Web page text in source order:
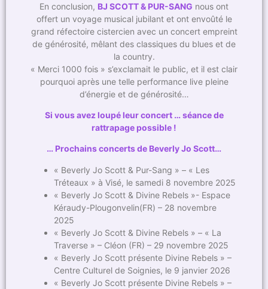
En conclusion, BJ SCOTT & PUR-SANG nous ont
offert un voyage musical jubilant et ont envoûté le
grand réfectoire cistercien avec un concert empreint
de générosité, mêlant des classiques du blues et de
la country.
« Merci 1000 fois » s’exclamait le public, et il est clair
pourquoi après une telle performance live pleine
d’énergie et de générosité…
Si vous avez loupé leur concert … séance de
rattrapage possible !
… Prochains concerts de Beverly Jo Scott…
« Beverly Jo Scott & Pur-Sang » – « Les
Tréteaux » à Visé, le samedi 8 novembre 2025
« Beverly Jo Scott & Divine Rebels »- Espace
Kéraudy-Plougonvelin(FR) – 28 novembre
2025
« Beverly Jo Scott & Divine Rebels » – « La
Traverse » – Cléon (FR) – 29 novembre 2025
« Beverly Jo Scott présente Divine Rebels » –
Centre Culturel de Soignies, le 9 janvier 2026
« Beverly Jo Scott présente Divine Rebels » –